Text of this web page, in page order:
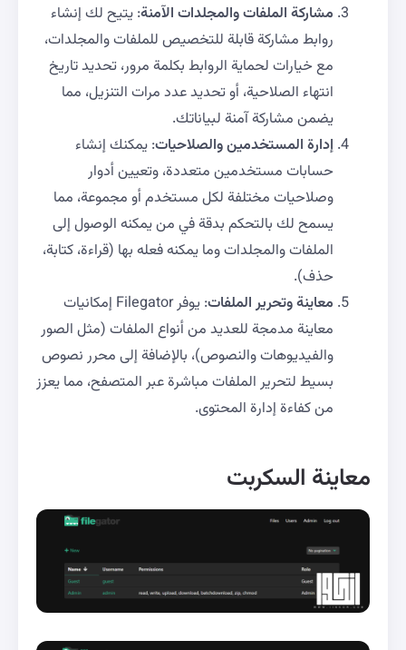
مشاركة الملفات والمجلدات الآمنة: يتيح لك إنشاء
روابط مشاركة قابلة للتخصيص للملفات والمجلدات،
مع خيارات لحماية الروابط بكلمة مرور، تحديد تاريخ
انتهاء الصلاحية، أو تحديد عدد مرات التنزيل، مما
يضمن مشاركة آمنة لبياناتك.
إدارة المستخدمين والصلاحيات: يمكنك إنشاء
حسابات مستخدمين متعددة، وتعيين أدوار
وصلاحيات مختلفة لكل مستخدم أو مجموعة، مما
يسمح لك بالتحكم بدقة في من يمكنه الوصول إلى
الملفات والمجلدات وما يمكنه فعله بها (قراءة، كتابة،
حذف).
معاينة وتحرير الملفات
: يوفر Filegator إمكانيات
معاينة مدمجة للعديد من أنواع الملفات (مثل الصور
والفيديوهات والنصوص)، بالإضافة إلى محرر نصوص
بسيط لتحرير الملفات مباشرة عبر المتصفح، مما يعزز
من كفاءة إدارة المحتوى.
معاينة السكربت